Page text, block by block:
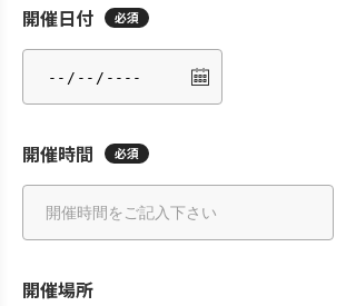
開催日付 必須
開催時間 必須
開催場所